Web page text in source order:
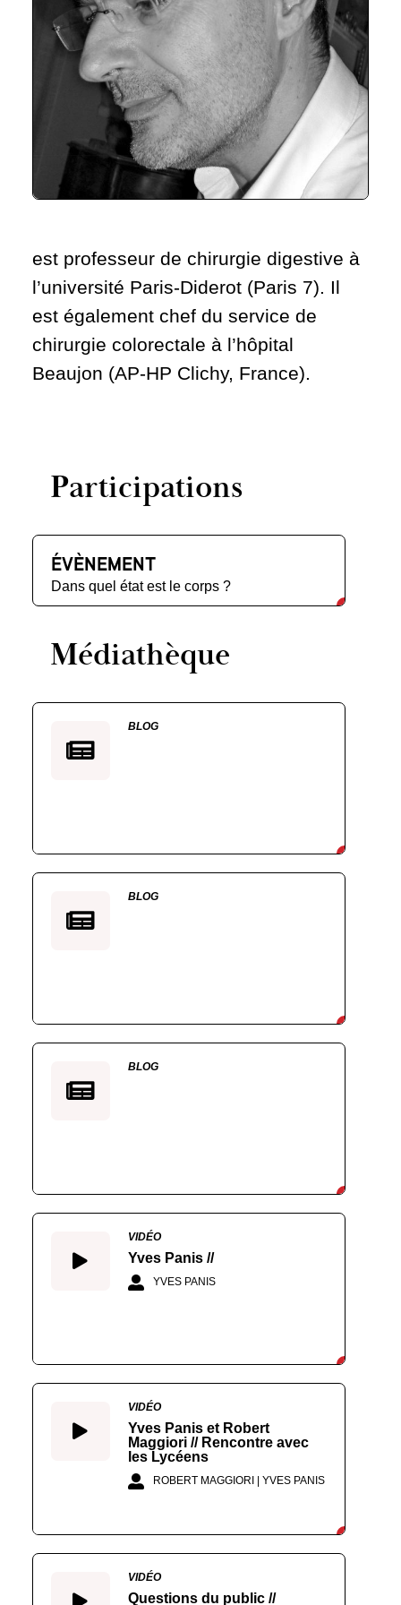
est professeur de chirurgie digestive à
l’université Paris-Diderot (Paris 7). Il
est également chef du service de
chirurgie colorectale à l’hôpital
Beaujon (AP-HP Clichy, France).
Participations
ÉVÈNEMENT
Dans quel état est le corps ?
Médiathèque
BLOG
BLOG
BLOG
VIDÉO
Yves Panis //
YVES PANIS
VIDÉO
Yves Panis et Robert
Maggiori // Rencontre avec
les Lycéens
ROBERT MAGGIORI | YVES PANIS
VIDÉO
Questions du public //